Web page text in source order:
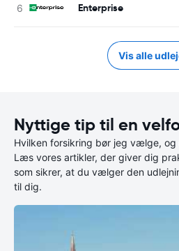
Enterprise
Vis alle
Nyttige tip til en
Hvilken forsikring bør jeg vælge,
Læs vores artikler, der giver dig
som sikrer, at du vælger den
til dig.